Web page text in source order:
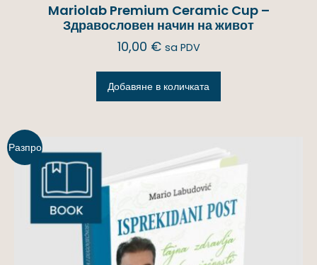
Mariolab Premium Ceramic Cup –
Здравословен начин на живот
10,00 € sa PDV
Добавяне в количката
Разпро